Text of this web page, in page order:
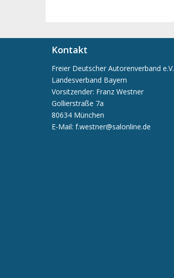
Kontakt
Freier Deutscher Autorenverband e.V.
Landesverband Bayern
Vorsitzender: Franz Westner
Gollierstraße 7a
80634 München
E-Mail: f.westner@salonline.de